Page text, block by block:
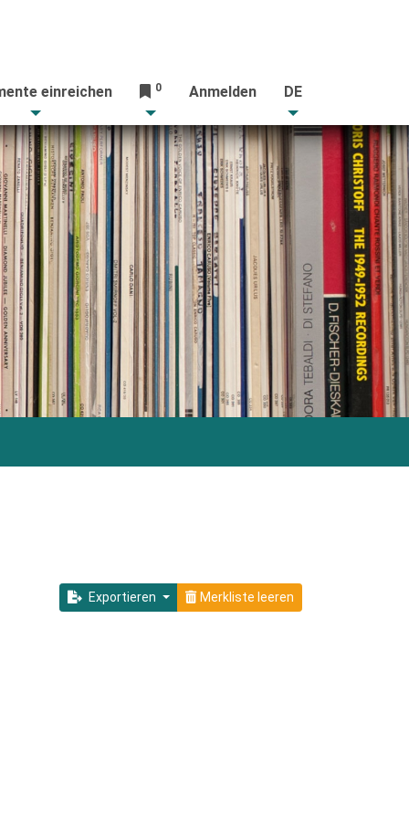
einreichen 0 Anmelden DE
Exportieren Merkliste leeren